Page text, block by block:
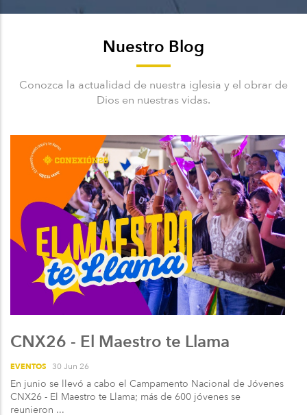
Nuestro Blog
Conozca la actualidad de nuestra iglesia y el obrar de
Dios en nuestras vidas.
CNX26 - El Maestro te Llama
EVENTOS 30 Jun 26
En junio se llevó a cabo el Campamento Nacional de Jóvenes
CNX26 - El Maestro te Llama; más de 600 jóvenes se
reunieron ...